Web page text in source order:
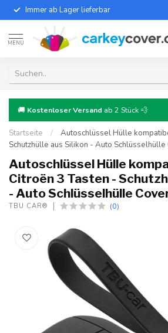
Immer ab Lager lieferbar
MENU
🚚 Kostenloser Versand ab 2 Stück 💨
Startseite /
Autoschlüssel Hülle
Schutzhülle aus Silikon - Auto Schlüsselhülle
Autoschlüssel Hülle
Citroën 3 Tasten -
- Auto Schlüsselhülle
TBU CAR® (0)